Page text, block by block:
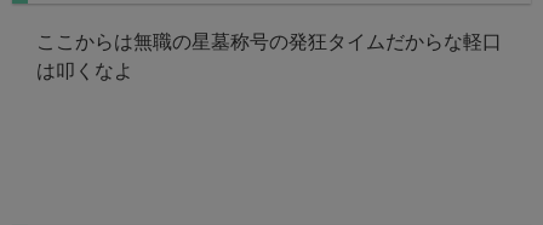
ここからは無職の星墓称号の発狂タイムだからな軽口
は叩くなよ